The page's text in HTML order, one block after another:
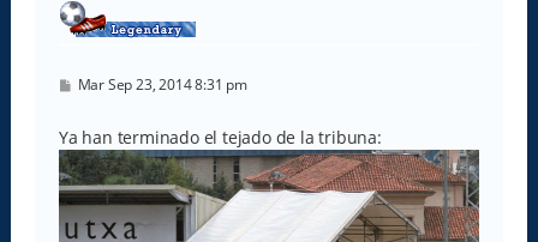
M
s
a
j
e
Mar Sep 23, 2014 8:31 pm
Ya han terminado el tejado de la tribuna: